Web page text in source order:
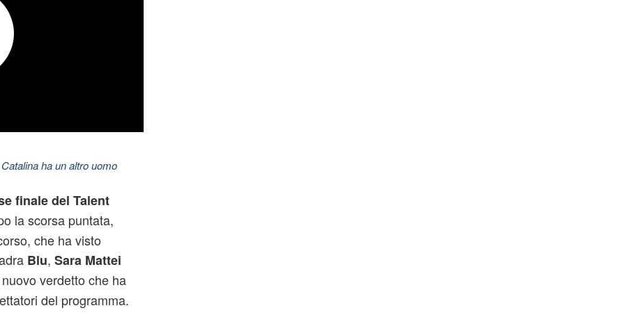
ha un altro uomo
finale del Talent
la scorsa puntata,
che ha visto
Blu, Sara Mattei
verdetto che ha
del programma.